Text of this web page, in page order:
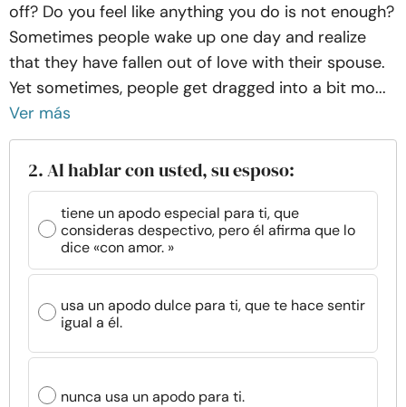
off? Do you feel like anything you do is not enough?
Sometimes people wake up one day and realize
that they have fallen out of love with their spouse.
Yet sometimes, people get dragged into a bit mo...
Ver más
2. Al hablar con usted, su esposo:
tiene un apodo especial para ti, que
consideras despectivo, pero él afirma que lo
dice «con amor. »
usa un apodo dulce para ti, que te hace sentir
igual a él.
nunca usa un apodo para ti.